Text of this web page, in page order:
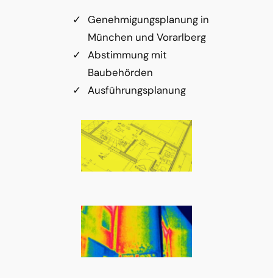
Genehmigungsplanung in
München und Vorarlberg
Abstimmung mit
Baubehörden
Ausführungsplanung